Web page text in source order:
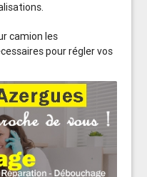
camion les
pour régler vos